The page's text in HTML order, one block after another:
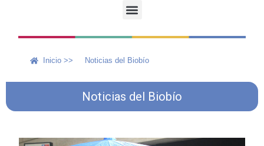
Inicio >> Noticias del Biobío
Noticias del Biobío